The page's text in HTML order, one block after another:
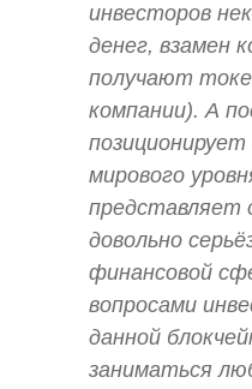
инвесторов
денег, взамен
получают
компании). А
мирового
представляет
довольно
финансовой
вопросами
данной
заниматься